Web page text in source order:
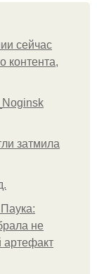
сейчас
контента,
затмила
не
артефакт